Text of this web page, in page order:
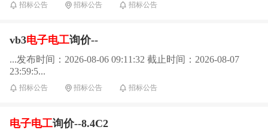
招标公告 招标公告 招标公告
vb3电子电工询价--
...发布时间：2026-08-06 09:11:32 截止时间：2026-08-07
23:59:5...
招标公告 招标公告 招标公告
电子电工询价--8.4C2